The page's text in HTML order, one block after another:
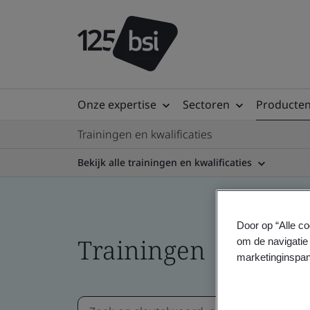
Onze expertise Sectoren
Trainingen en kwalificaties
Bekijk alle trainingen en kwalificaties
Trainingen
Door op “Alle
om de